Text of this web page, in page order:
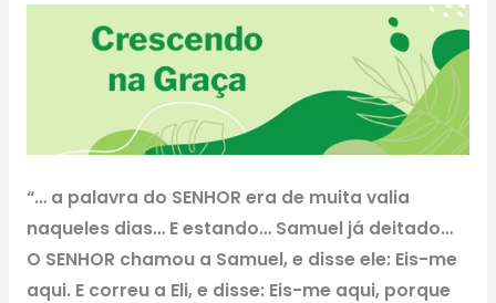
“… a palavra do SENHOR era de muita valia
naqueles dias… E estando… Samuel já deitado…
O SENHOR chamou a Samuel, e disse ele: Eis-me
aqui. E correu a Eli, e disse: Eis-me aqui, porque